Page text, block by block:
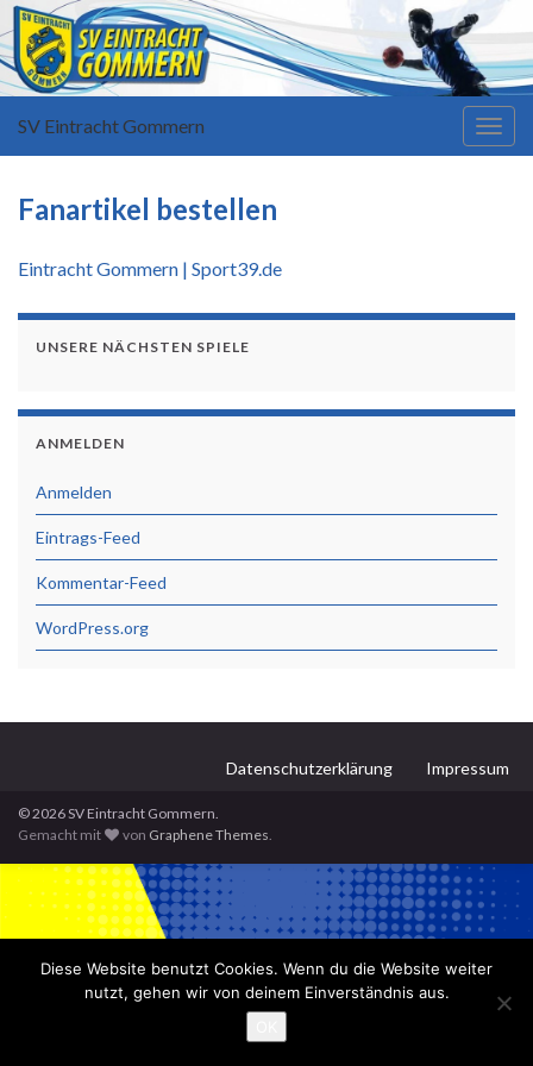
SV Eintracht Gommern
Fanartikel bestellen
Eintracht Gommern | Sport39.de
UNSERE NÄCHSTEN SPIELE
ANMELDEN
Anmelden
Eintrags-Feed
Kommentar-Feed
WordPress.org
Datenschutzerklärung Impressum
© 2026 SV Eintracht Gommern.
Gemacht mit
von Graphene Themes
Diese Website benutzt Cookies. Wenn du die Website weiter
nutzt, gehen wir von deinem Einverständnis aus.